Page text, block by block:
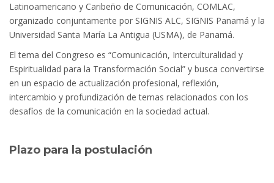
Latinoamericano y Caribeño de Comunicación, COMLAC,
organizado conjuntamente por SIGNIS ALC, SIGNIS Panamá y la
Universidad Santa María La Antigua (USMA), de Panamá.
El tema del Congreso es “Comunicación, Interculturalidad y
Espiritualidad para la Transformación Social” y busca convertirse
en un espacio de actualización profesional, reflexión,
intercambio y profundización de temas relacionados con los
desafíos de la comunicación en la sociedad actual.
Plazo para la postulación